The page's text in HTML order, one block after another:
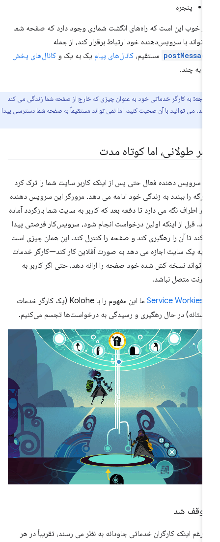
پنجره
خوب این است که راه‌های انگشت شماری وجود دارد که صفحه شما
با سرویس‌دهنده خود ارتباط برقرار کند، از جمله
مستقیم،کانال‌های پیام یک به یک وکانال‌های پخش
به چند.
به کارگر خدماتی خود به عنوان چیزی که خارج از صفحه شما زندگی می کند
می توانید با آن صحبت کنید، اما نمی تواند مستقیماً به صفحه شما دسترسی پیدا
طولانی، اما کوتاه مدت
سرویس دهنده فعال حتی پس از اینکه کاربر سایت شما را ترک کرد
برگه را ببندد به زندگی خود ادامه می دهد. مرورگر این سرویس دهنده
در اطراف نگه می دارد تا دفعه بعد که کاربر به سایت شما بازگردد آماده
قبل از اینکه اولین درخواست انجام شود، سرویس‌کار فرصتی پیدا
تا آن را رهگیری کند و صفحه را کنترل کند. این همان چیزی است
به یک سایت اجازه می دهد به صورت آفلاین کار کند—کارگر خدمات
تواند نسخه کش شده خود صفحه را ارائه دهد، حتی اگر کاربر به
متصل نباشد.
Service Workies
ما این مفهوم را با Kolohe (یک کارگر خدمات
در حال رهگیری و رسیدگی به درخواست‌ها تجسم می‌کنیم.
شد
اینکه کارگران خدماتی جاودانه به نظر می رسند، تقریباً در هر